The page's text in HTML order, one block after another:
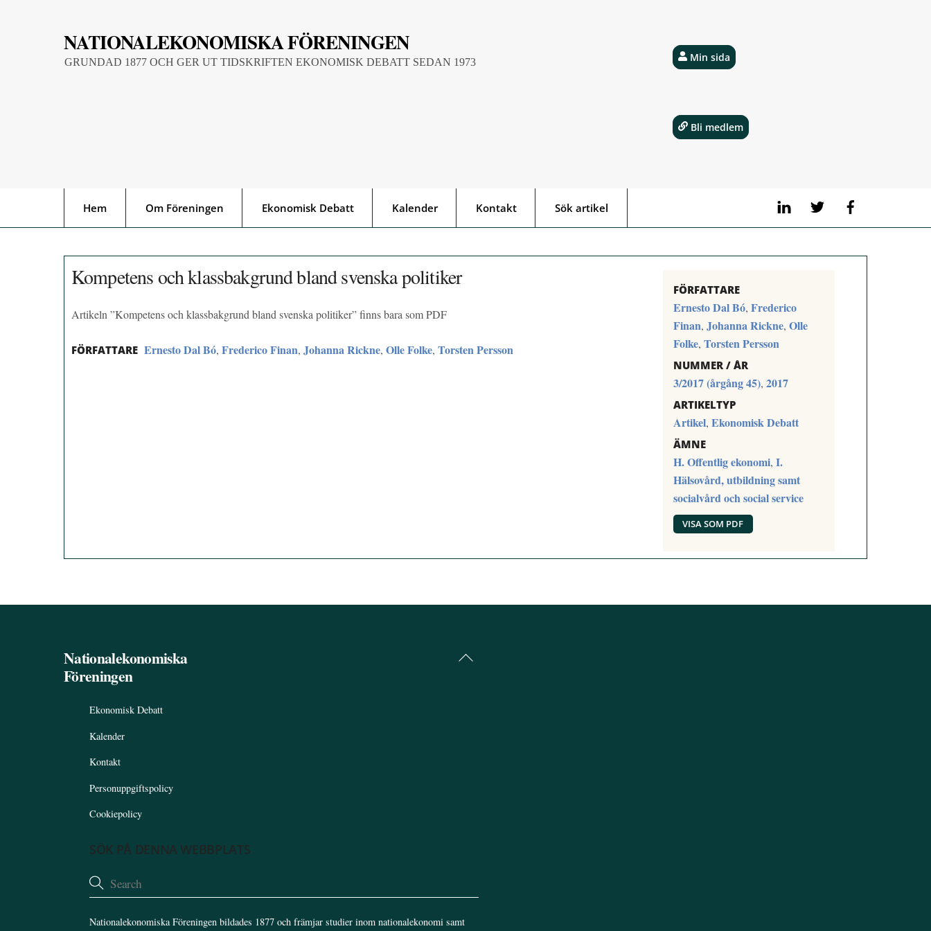
NATIONALEKONOMISKA FÖRENINGEN
GRUNDAD 1877 OCH GER UT TIDSKRIFTEN EKONOMISK DEBATT SEDAN 1973
LinkedIn Twitter
Hem Om Föreningen Ekonomisk Debatt Kalender Kontakt Sök artikel
Min sida
Bli medlem
Kompetens och klassbakgrund bland svenska politiker
Artikeln ”Kompetens och klassbakgrund bland svenska politiker” finns bara som PDF
FÖRFATTARE Ernesto Dal Bó, Frederico Finan, Johanna Rickne, Olle Folke, Torsten Persson
FÖRFATTARE
Ernesto Dal Bó, Frederico
Finan, Johanna Rickne, Olle
Folke, Torsten Persson
NUMMER / ÅR
3/2017 (årgång 45), 2017
ARTIKELTYP
Artikel, Ekonomisk Debatt
ÄMNE
H. Offentlig ekonomi, I.
Hälsovård, utbildning samt
socialvård och social service
VISA SOM PDF
Back
Nationalekonomiska
Föreningen
Ekonomisk Debatt
Kalender
Kontakt
Personuppgiftspolicy
Cookiepolicy
SÖK PÅ DENNA WEBBPLATS
Nationalekonomiska Föreningen bildades 1877 och främjar studier inom nationalekonomi samt